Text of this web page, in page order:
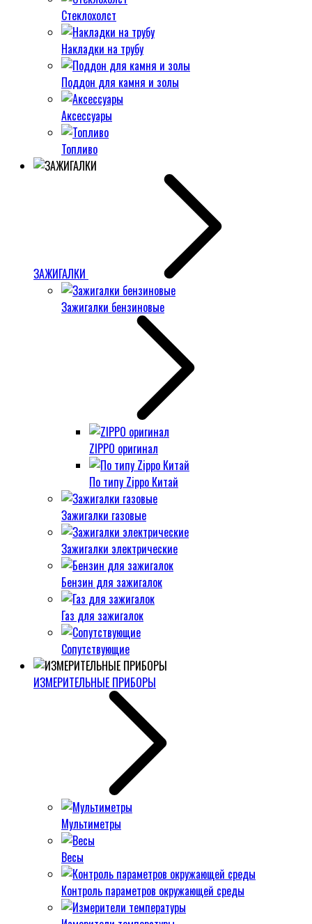
Стеклохолст
Накладки на трубу
Поддон для камня и золы
Аксессуары
Топливо
ЗАЖИГАЛКИ
Зажигалки бензиновые
ZIPPO оригинал
По типу Zippo Китай
Зажигалки газовые
Зажигалки электрические
Бензин для зажигалок
Газ для зажигалок
Сопутствующие
ИЗМЕРИТЕЛЬНЫЕ ПРИБОРЫ
Мультиметры
Весы
Контроль параметров окружающей среды